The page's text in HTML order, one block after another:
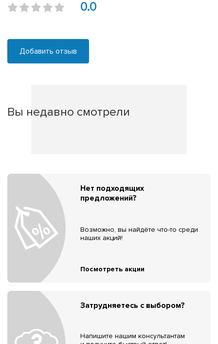
0.0
Добавить отзыв
Вы недавно смотрели
Нет подходящих
предложений?
Возможно, вы найдёте что-то среди
наших акций!
Посмотреть акции
Затрудняетесь с выбором?
Напишите нашим консультантам